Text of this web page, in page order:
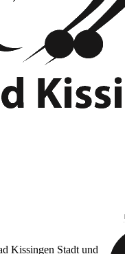
Kissingen Stadt und